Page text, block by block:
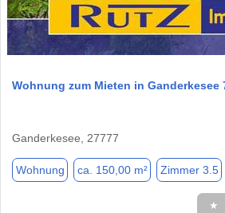
Wohnung zum Mieten in Ganderkesee
Ganderkesee, 27777
Wohnung ca. 150,00 m² Zimmer 3.5
★